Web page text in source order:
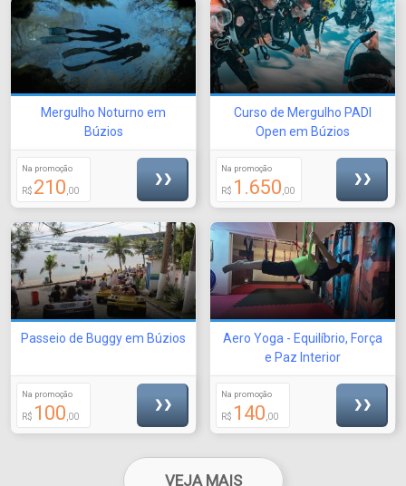
Mergulho Noturno em
Búzios
Na promoção
R$ 210 ,00
❯❯
Curso de Mergulho PADI
Open em Búzios
Na promoção
R$ 1.650 ,00
❯❯
Passeio de Buggy em Búzios
Na promoção
R$ 100 ,00
❯❯
Aero Yoga - Equilíbrio, Força
e Paz Interior
Na promoção
R$ 140 ,00
❯❯
VEJA MAIS